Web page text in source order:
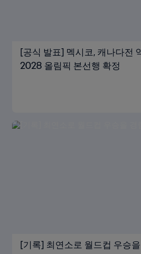
[공식 발표] 멕시코, 캐나다전
2028 올림픽 본선행 확정
[기록] 최연소로 월드컵 우승